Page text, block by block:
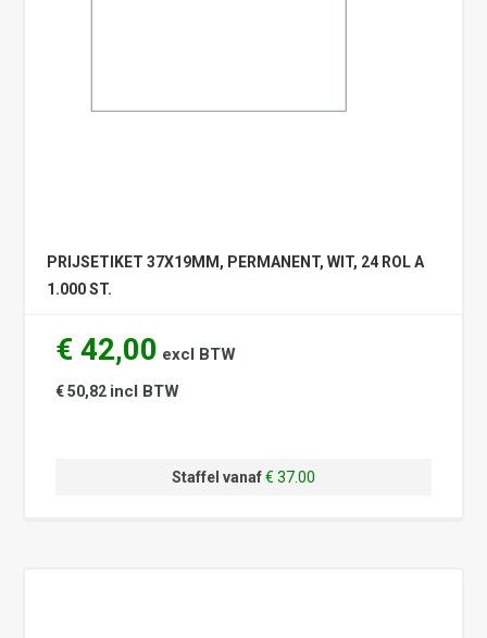
PRIJSETIKET 37X19MM, PERMANENT, WIT, 24 ROL A
1.000 ST.
€ 42,00 excl BTW
€ 50,82 incl BTW
Staffel vanaf€ 37.00